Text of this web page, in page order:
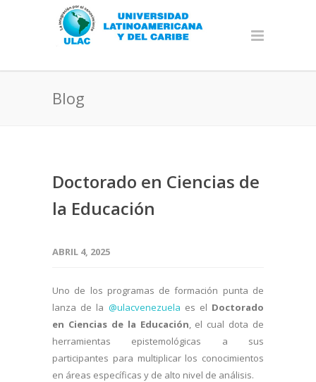
Blog
Doctorado en Ciencias de
la Educación
ABRIL 4, 2025
Uno de los programas de formación punta de
lanza de la @ulacvenezuela es el Doctorado
en Ciencias de la Educación, el cual dota de
herramientas epistemológicas a sus
participantes para multiplicar los conocimientos
en áreas específicas y de alto nivel de análisis.